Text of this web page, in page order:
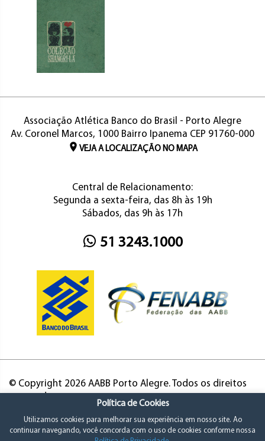
Associação Atlética Banco do Brasil - Porto Alegre
Av. Coronel Marcos, 1000 Bairro Ipanema CEP 91760-000
VEJA A LOCALIZAÇÃO NO MAPA
Central de Relacionamento:
Segunda a sexta-feira, das 8h às 19h
Sábados, das 9h às 17h
51 3243.1000
© Copyright 2026 AABB Porto Alegre. Todos os direitos
Política de Cookies
Utilizamos cookies para melhorar sua experiência em nosso site. Ao
continuar navegando, você concorda com o uso de cookies conforme nossa